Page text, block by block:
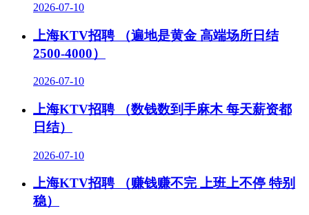
2026-07-10
上海KTV招聘 （遍地是黄金 高端场所日结
2500-4000）
2026-07-10
上海KTV招聘 （数钱数到手麻木 每天薪资都
日结）
2026-07-10
上海KTV招聘 （赚钱赚不完 上班上不停 特别
稳）